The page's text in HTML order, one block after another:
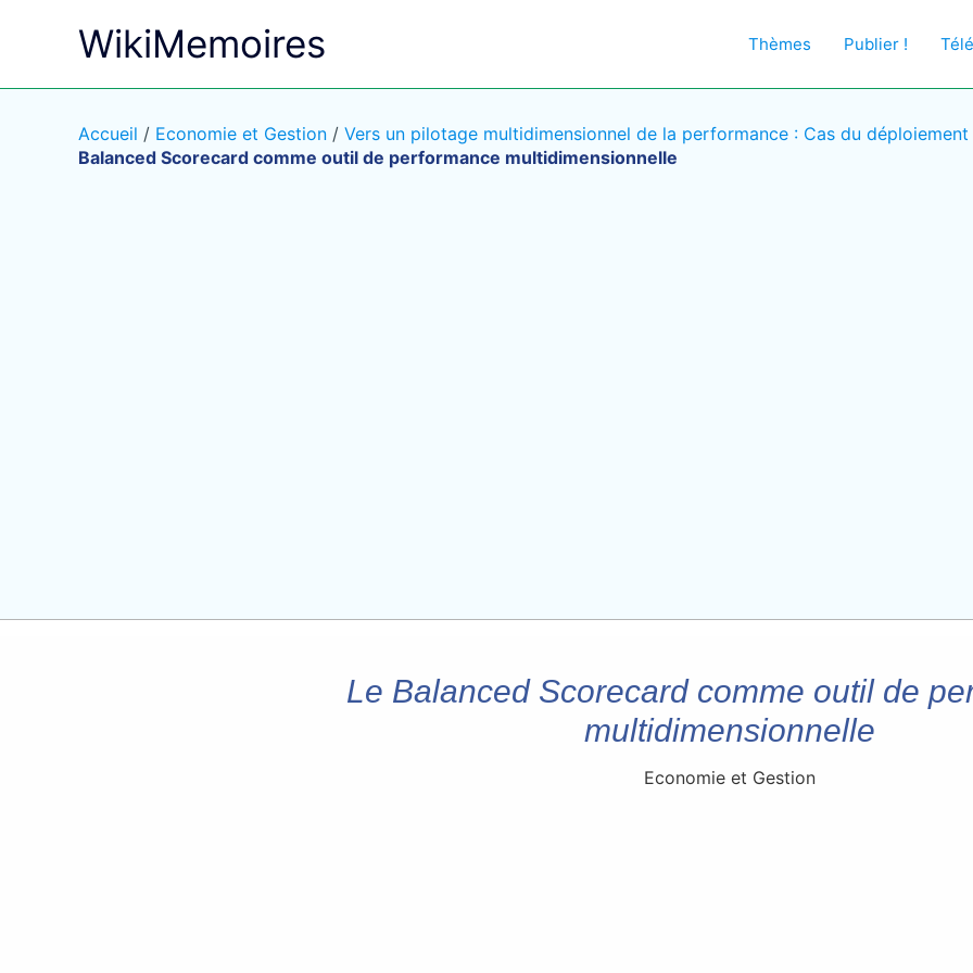
WikiMemoires Thèmes Publier !
Accueil / Economie et Gestion / Vers un pilotage multidimensionnel de la performance : Cas du
Balanced Scorecard comme outil de performance multidimensionnelle
Le Balanced Scorecard comme outil de
multidimensionnelle
Economie et Gestion